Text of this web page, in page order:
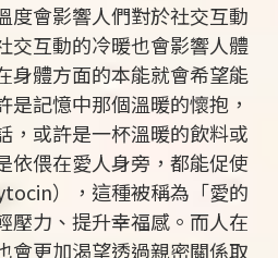
度會影響人們對於社交互動
交互動的冷暖也會影響人體
身體方面的本能就會希望能
是記憶中那個溫暖的懷抱，
，或許是一杯溫暖的飲料或
依偎在愛人身旁，都能促使
），這種被稱為「愛的
壓力、提升幸福感。而人在
會更加渴望透過親密關係取